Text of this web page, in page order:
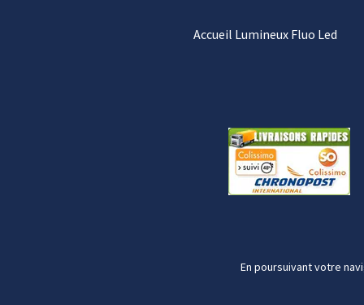
Accueil Lumineux Fluo Led
En poursuivant votre